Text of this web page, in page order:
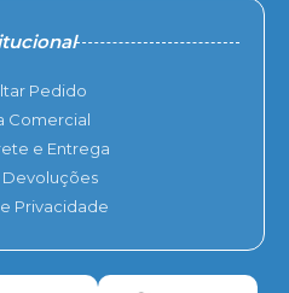
Pedido
Comercial
e Entrega
Devoluções
Privacidade